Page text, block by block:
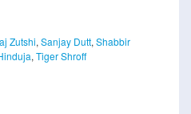
Zutshi, Sanjay Dutt, Shabbir
, Tiger Shroff